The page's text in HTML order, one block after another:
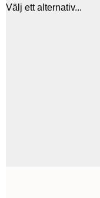
Välj ett alternativ...